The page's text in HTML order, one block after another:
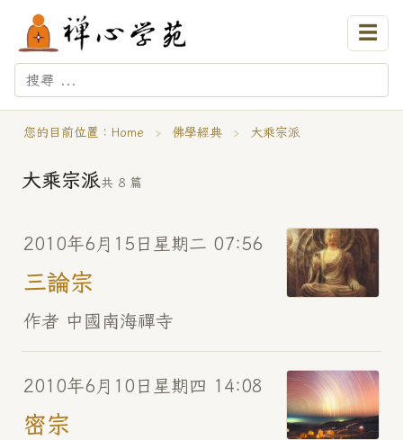
☰
您的目前位置： Home › 佛學經典 › 大乘宗派
大乘宗派共 8 篇
2010年6月15日星期二 07:56
三論宗
作者 中國南海禪寺
2010年6月10日星期四 14:08
密宗